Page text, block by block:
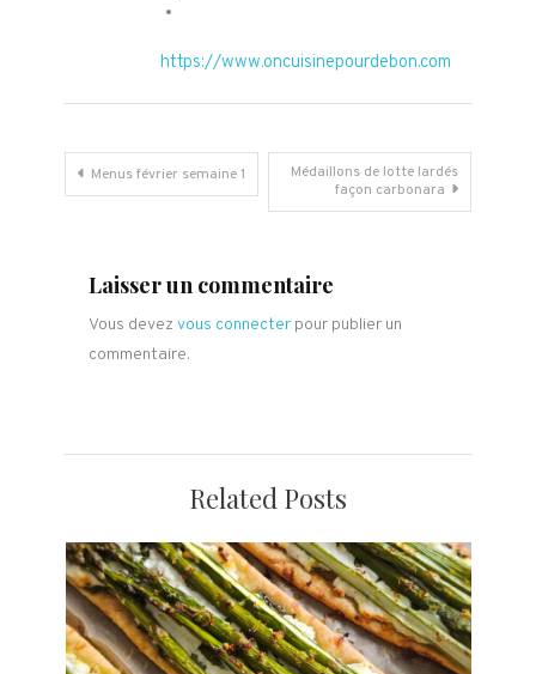
https://www.oncuisinepourdebon.com
Navigation
l’article
Menus février semaine 1
Médaillons de lotte lardés
façon carbonara
Laisser un commentaire
Vous devezvous connecter pour publier un
commentaire.
Related Posts